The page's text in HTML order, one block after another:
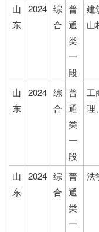
山
东
2024 综
合
普
通
类
一
段
建
山
山
东
2024 综
合
普
通
类
一
段
工
理
山
东
2024 综
合
普
通
类
一
法